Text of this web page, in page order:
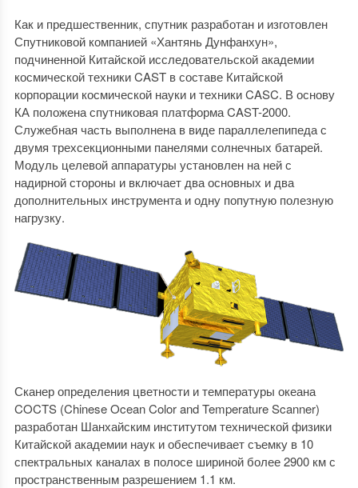
Как и предшественник, спутник разработан и изготовлен
Спутниковой компанией «Хантянь Дунфанхун»,
подчиненной Китайской исследовательской академии
космической техники CAST в составе Китайской
корпорации космической науки и техники CASC. В основу
КА положена спутниковая платформа CAST-2000.
Служебная часть выполнена в виде параллелепипеда с
двумя трехсекционными панелями солнечных батарей.
Модуль целевой аппаратуры установлен на ней с
надирной стороны и включает два основных и два
дополнительных инструмента и одну попутную полезную
нагрузку.
Сканер определения цветности и температуры океана
COCTS (Chinese Ocean Color and Temperature Scanner)
разработан Шанхайским институтом технической физики
Китайской академии наук и обеспечивает съемку в 10
спектральных каналах в полосе шириной более 2900 км с
пространственным разрешением 1.1 км.